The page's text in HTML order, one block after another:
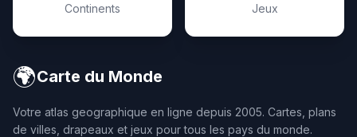
Continents Jeux
🌍Carte du Monde
Votre atlas geographique en ligne depuis 2005. Cartes, plans
de villes, drapeaux et jeux pour tous les pays du monde.